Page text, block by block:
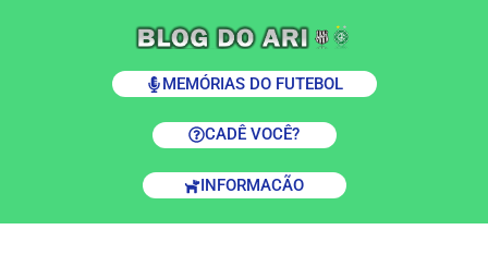
MEMÓRIAS DO FUTEBOL
CADÊ VOCÊ?
INFORMACÃO